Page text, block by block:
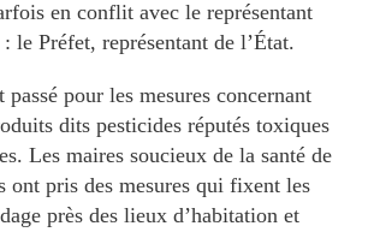
en conflit avec le représentant
le Préfet, représentant de l’État.
passé pour les mesures concernant
dits pesticides réputés toxiques
Les maires soucieux de la santé de
ont pris des mesures qui fixent les
près des lieux d’habitation et